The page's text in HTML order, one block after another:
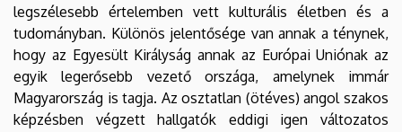
legszélesebb értelemben vett kulturális életben és a
tudományban. Különös jelentősége van annak a ténynek,
hogy az Egyesült Királyság annak az Európai Uniónak az
egyik legerősebb vezető országa, amelynek immár
Magyarország is tagja. Az osztatlan (ötéves) angol szakos
képzésben végzett hallgatók eddigi igen változatos